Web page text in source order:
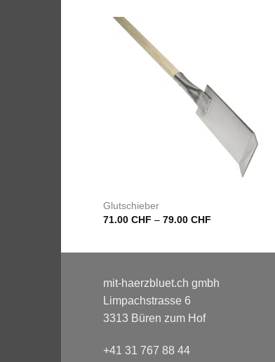
Glutschieber
71.00 CHF – 79.00 CHFPreisspanne:
mit-haerzbluet.ch gmbh
Limpachstrasse 6
3313 Büren zum Hof
+41 31 767 88 44